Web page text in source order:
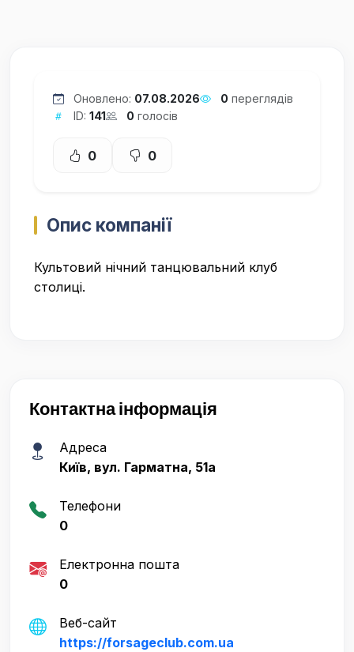
Оновлено: 07.08.2026 0 переглядів
ID: 141 0 голосів
0 0
Опис компанії
Культовий нічний танцювальний клуб
столиці.
Контактна інформація
Адреса
Київ, вул. Гарматна, 51а
Телефони
0
Електронна пошта
0
Веб-сайт
https://forsageclub.com.ua